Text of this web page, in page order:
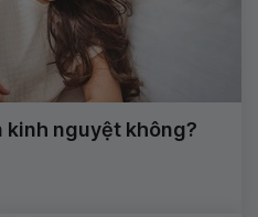
kinh nguyệt không?